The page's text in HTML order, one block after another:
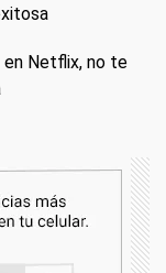
en Netflix, no te